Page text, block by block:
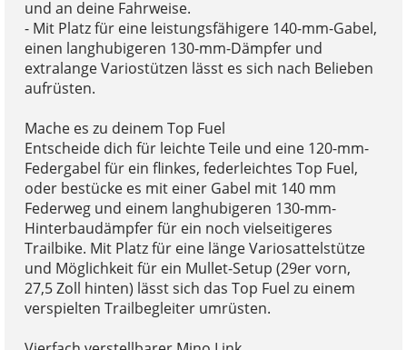
und an deine Fahrweise.
- Mit Platz für eine leistungsfähigere 140-mm-Gabel,
einen langhubigeren 130-mm-Dämpfer und
extralange Variostützen lässt es sich nach Belieben
aufrüsten.
Mache es zu deinem Top Fuel
Entscheide dich für leichte Teile und eine 120-mm-
Federgabel für ein flinkes, federleichtes Top Fuel,
oder bestücke es mit einer Gabel mit 140 mm
Federweg und einem langhubigeren 130-mm-
Hinterbaudämpfer für ein noch vielseitigeres
Trailbike. Mit Platz für eine länge Variosattelstütze
und Möglichkeit für ein Mullet-Setup (29er vorn,
27,5 Zoll hinten) lässt sich das Top Fuel zu einem
verspielten Trailbegleiter umrüsten.